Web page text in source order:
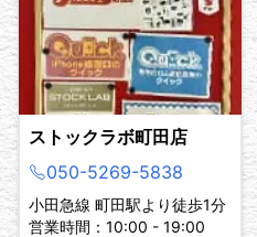
ストックラボ町田店
050-5269-5838
小田急線 町田駅より徒歩1分
営業時間：10:00 - 19:00